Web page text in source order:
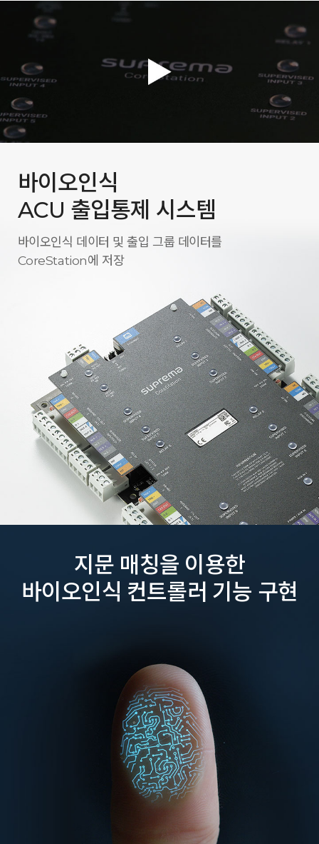
바이오인식
ACU 출입통제 시스템
바이오인식 데이터 및 출입 그룹 데이터를
CoreStation에 저장
지문 매칭을 이용한
바이오인식 컨트롤러 기능 구현